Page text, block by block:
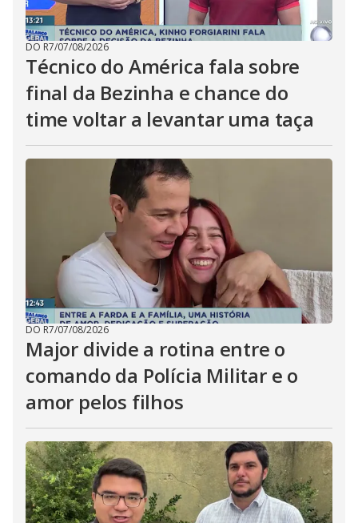
DO R7/07/08/2026
Técnico do América fala sobre
final da Bezinha e chance do
time voltar a levantar uma taça
DO R7/07/08/2026
Major divide a rotina entre o
comando da Polícia Militar e o
amor pelos filhos